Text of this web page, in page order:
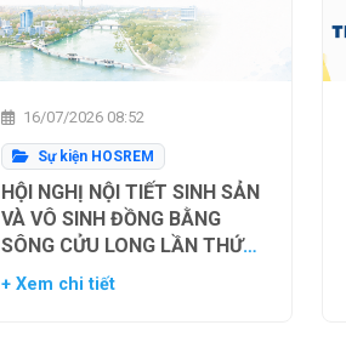
16/07/2026 08:52
Sự kiện HOSREM
HỘI NGHỊ NỘI TIẾT SINH SẢN
VÀ VÔ SINH ĐỒNG BẰNG
SÔNG CỬU LONG LẦN THỨ
NHẤT
+ Xem chi tiết